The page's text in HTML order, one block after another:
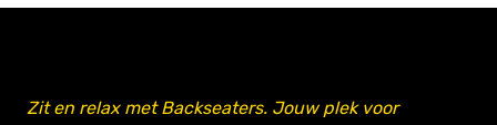
Zit en relax met Backseaters. Jouw plek voor